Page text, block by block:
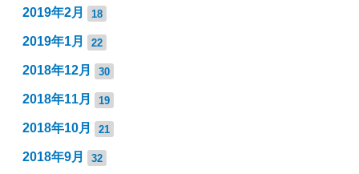
2019年2月 18
2019年1月 22
2018年12月 30
2018年11月 19
2018年10月 21
2018年9月 32